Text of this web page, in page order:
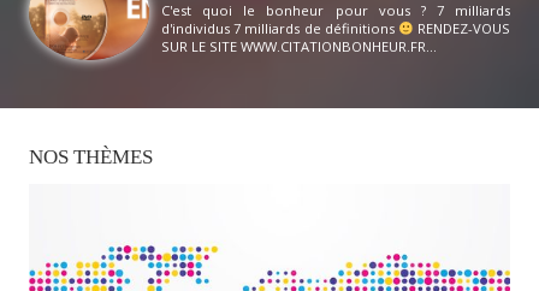
C'est quoi le bonheur pour vous ? 7 milliards
d'individus 7 milliards de définitions
RENDEZ-VOUS
SUR LE SITE WWW.CITATIONBONHEUR.FR...
NOS THÈMES